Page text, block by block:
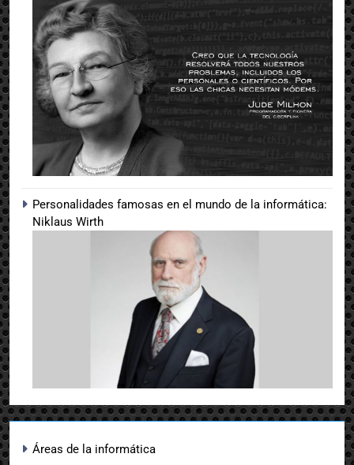
Personalidades famosas en el mundo de la informática:
Niklaus Wirth
Áreas de la informática